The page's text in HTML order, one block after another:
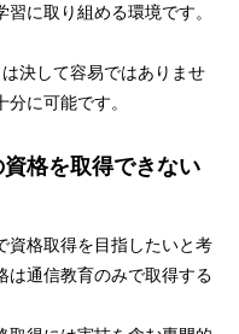
に取り組める環境です。
決して容易ではありませ
に可能です。
格を取得できない
資格取得を目指したいと考
は通信教育のみで取得する